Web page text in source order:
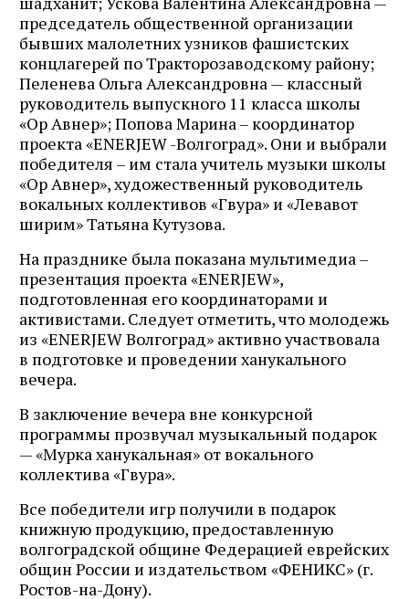
председатель общественной организации
бывших малолетних узников фашистских
концлагерей по Тракторозаводскому району;
Пеленева Ольга Александровна — классный
руководитель выпускного 11 класса школы
«Ор Авнер»; Попова Марина – координатор
проекта «ENERJEW -Волгоград». Они и выбрали
победителя – им стала учитель музыки школы
«Ор Авнер», художественный руководитель
вокальных коллективов «Гвура» и «Левавот
ширим» Татьяна Кутузова.
На празднике была показана мультимедиа –
презентация проекта «ENERJEW»,
подготовленная его координаторами и
активистами. Следует отметить, что молодежь
из «ENERJEW Волгоград» активно участвовала
в подготовке и проведении ханукального
вечера.
В заключение вечера вне конкурсной
программы прозвучал музыкальный подарок
— «Мурка ханукальная» от вокального
коллектива «Гвура».
Все победители игр получили в подарок
книжную продукцию, предоставленную
волгоградской общине Федерацией еврейских
общин России и издательством «ФЕНИКС» (г.
Ростов-на-Дону).